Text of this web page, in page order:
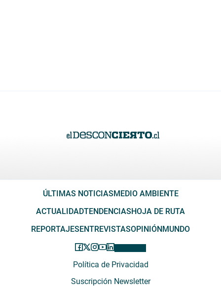
ÚLTIMAS NOTICIASMEDIO AMBIENTE
ACTUALIDADTENDENCIASHOJA DE RUTA
REPORTAJESENTREVISTASOPINIÓNMUNDO
Política de Privacidad
Suscripción Newsletter